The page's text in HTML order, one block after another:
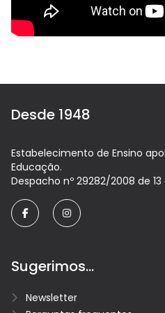
Desde 1948
Estabelecimento de Ensino
Educação.
Despacho nº 29282/2008 de
facebookinstagram
Sugerimos...
Newsletter